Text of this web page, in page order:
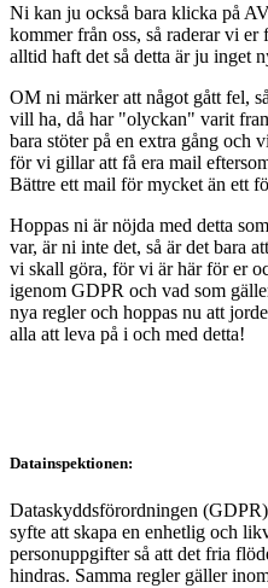
Ni kan ju också bara klicka på
kommer från oss, så raderar vi
alltid haft det så detta är ju inget
OM ni märker att något gått fel,
vill ha, då har "olyckan" varit
bara stöter på en extra gång och
för vi gillar att få era mail
Bättre ett mail för mycket än ett
Hoppas ni är nöjda med detta
var, är ni inte det, så är det bara
vi skall göra, för vi är här för er
igenom GDPR och vad som
nya regler och hoppas nu att
alla att leva på i och med detta!
Datainspektionen:
Dataskyddsförordningen
syfte att skapa en enhetlig och
personuppgifter så att det fria
hindras. Samma regler gäller